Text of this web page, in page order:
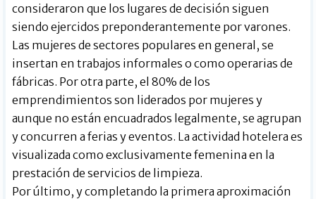
consideraron que los lugares de decisión siguen
siendo ejercidos preponderantemente por varones.
Las mujeres de sectores populares en general, se
insertan en trabajos informales o como operarias de
fábricas. Por otra parte, el 80% de los
emprendimientos son liderados por mujeres y
aunque no están encuadrados legalmente, se agrupan
y concurren a ferias y eventos. La actividad hotelera es
visualizada como exclusivamente femenina en la
prestación de servicios de limpieza.
Por último, y completando la primera aproximación